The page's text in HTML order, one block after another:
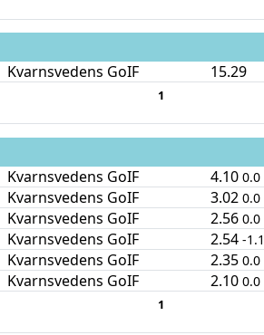
Kvarnsvedens GoIF 15.29
1
Kvarnsvedens GoIF 4.10 0.0
Kvarnsvedens GoIF 3.02 0.0
Kvarnsvedens GoIF 2.56 0.0
Kvarnsvedens GoIF 2.54 -1.1
Kvarnsvedens GoIF 2.35 0.0
Kvarnsvedens GoIF 2.10 0.0
1